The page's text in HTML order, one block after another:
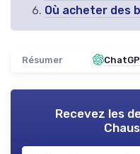
Où acheter des
Résumer
Recevez les